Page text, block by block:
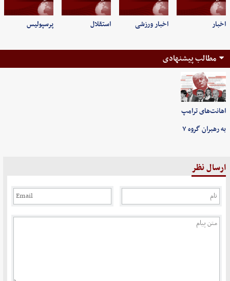
اخبار اخبار ورزشی استقلال پرسپولیس
مطالب پیشنهادی
اهانت‌های ترامپ
به رهبران گروه ۷
ارسال نظر